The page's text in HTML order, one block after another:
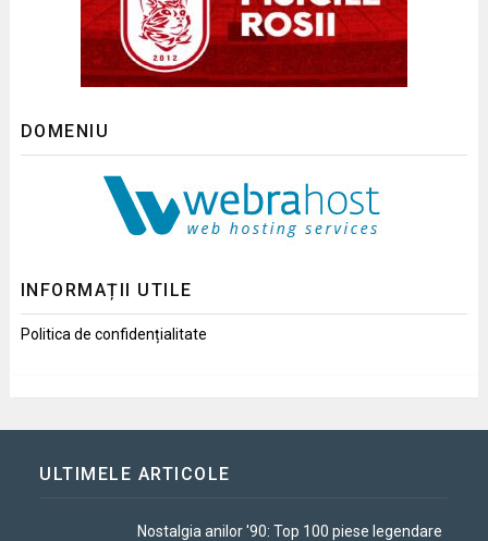
DOMENIU
INFORMAȚII UTILE
Politica de confidențialitate
ULTIMELE ARTICOLE
Nostalgia anilor '90: Top 100 piese legendare